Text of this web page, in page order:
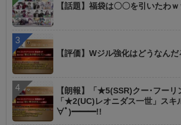
【話題】福袋は〇〇を引いたわｗ
【評価】Wジル強化はどうなんだ
【朗報】「★5(SSR)クー･フーリ
「★2(UC)レオニダス一世」ス
∀ﾟ)━━━!!